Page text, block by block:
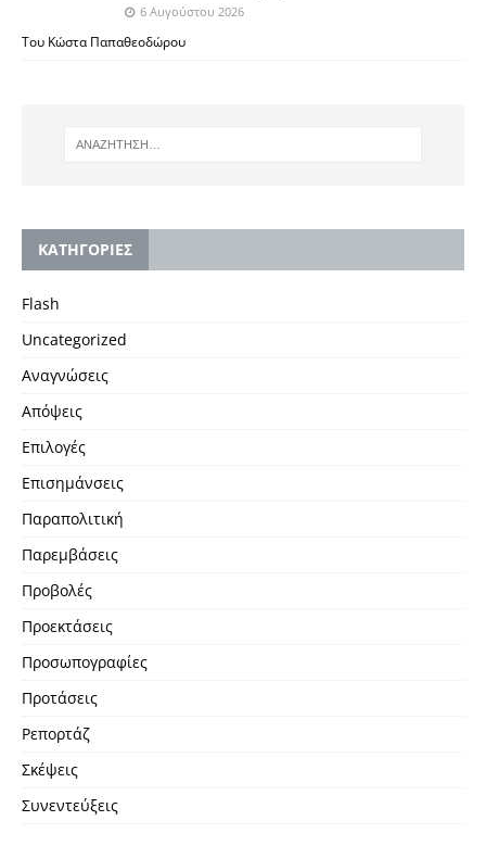
6 Αυγούστου 2026
Του Κώστα Παπαθεοδώρου
KΑΤΗΓΟΡΙΕΣ
Flash
Uncategorized
Αναγνώσεις
Απόψεις
Επιλογές
Επισημάνσεις
Παραπολιτική
Παρεμβάσεις
Προβολές
Προεκτάσεις
Προσωπογραφίες
Προτάσεις
Ρεπορτάζ
Σκέψεις
Συνεντεύξεις